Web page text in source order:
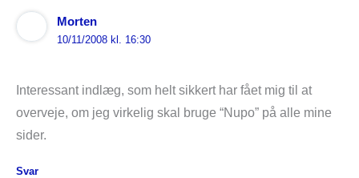
Morten
10/11/2008 kl. 16:30
Interessant indlæg, som helt sikkert har fået mig til at
overveje, om jeg virkelig skal bruge “Nupo” på alle mine
sider.
Svar